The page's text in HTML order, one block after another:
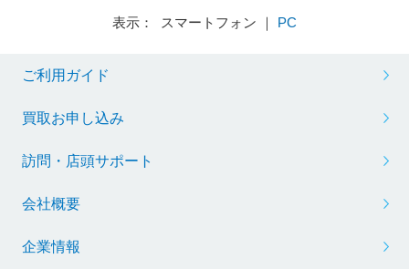
表示： スマートフォン ｜ PC
ご利用ガイド
買取お申し込み
訪問・店頭サポート
会社概要
企業情報